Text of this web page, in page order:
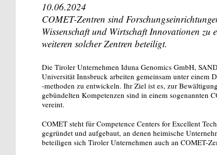
10.06.2024
COMET-Zentren sind
Wissenschaft und Wirtschaft Innovationen
weiteren solcher Zentren beteiligt.
Die Tiroler Unternehmen Iduna Genomics GmbH,
Universität Innsbruck arbeiten gemeinsam unter einem
-methoden zu entwickeln. Ihr Ziel ist es, zur
gebündelten Kompetenzen sind in einem sogenannten
vereint.
COMET steht für Competence Centers for Excellent
gegründet und aufgebaut, an denen heimische
beteiligen sich Tiroler Unternehmen auch an COMET-